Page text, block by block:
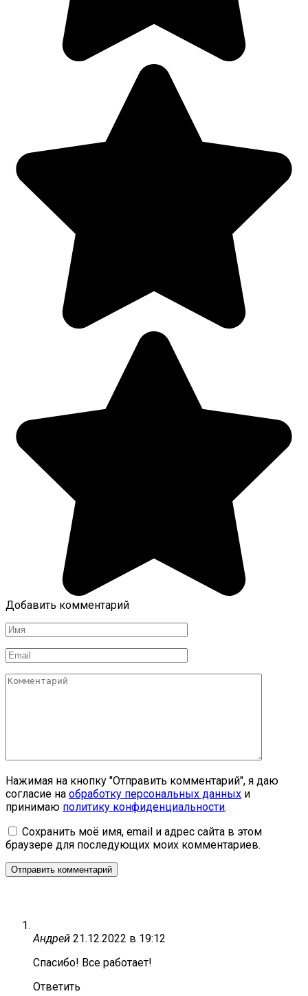
Добавить комментарий
Имя
*
Email
*
Комментарий
Нажимая на кнопку "Отправить комментарий", я даю
согласие на обработку персональных данных и
принимаю политику конфиденциальности.
Сохранить моё имя, email и адрес сайта в этом
браузере для последующих моих комментариев.
Андрей 21.12.2022 в 19:12
Спасибо! Все работает!
Ответить